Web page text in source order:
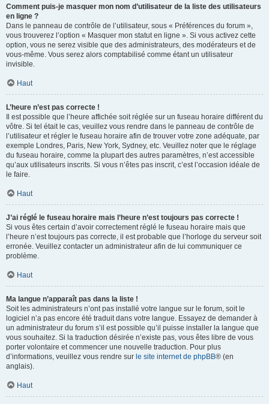
Comment puis-je masquer mon nom d’utilisateur de la liste des utilisateurs
en ligne ?
Dans le panneau de contrôle de l’utilisateur, sous « Préférences du forum »,
vous trouverez l’option « Masquer mon statut en ligne ». Si vous activez cette
option, vous ne serez visible que des administrateurs, des modérateurs et de
vous-même. Vous serez alors comptabilisé comme étant un utilisateur
invisible.
Haut
L’heure n’est pas correcte !
Il est possible que l’heure affichée soit réglée sur un fuseau horaire différent du
vôtre. Si tel était le cas, veuillez vous rendre dans le panneau de contrôle de
l’utilisateur et régler le fuseau horaire afin de trouver votre zone adéquate, par
exemple Londres, Paris, New York, Sydney, etc. Veuillez noter que le réglage
du fuseau horaire, comme la plupart des autres paramètres, n’est accessible
qu’aux utilisateurs inscrits. Si vous n’êtes pas inscrit, c’est l’occasion idéale de
le faire.
Haut
J’ai réglé le fuseau horaire mais l’heure n’est toujours pas correcte !
Si vous êtes certain d’avoir correctement réglé le fuseau horaire mais que
l’heure n’est toujours pas correcte, il est probable que l’horloge du serveur soit
erronée. Veuillez contacter un administrateur afin de lui communiquer ce
problème.
Haut
Ma langue n’apparaît pas dans la liste !
Soit les administrateurs n’ont pas installé votre langue sur le forum, soit le
logiciel n’a pas encore été traduit dans votre langue. Essayez de demander à
un administrateur du forum s’il est possible qu’il puisse installer la langue que
vous souhaitez. Si la traduction désirée n’existe pas, vous êtes libre de vous
porter volontaire et commencer une nouvelle traduction. Pour plus
d’informations, veuillez vous rendre sur le site internet de phpBB® (en
anglais).
Haut